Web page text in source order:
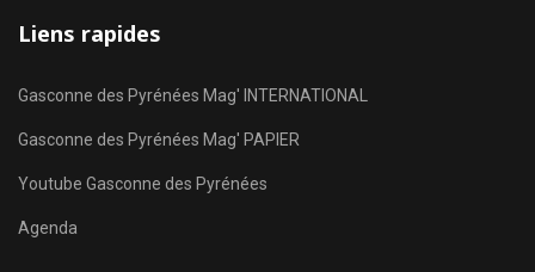
Liens rapides
Gasconne des Pyrénées Mag' INTERNATIONAL
Gasconne des Pyrénées Mag' PAPIER
Youtube Gasconne des Pyrénées
Agenda